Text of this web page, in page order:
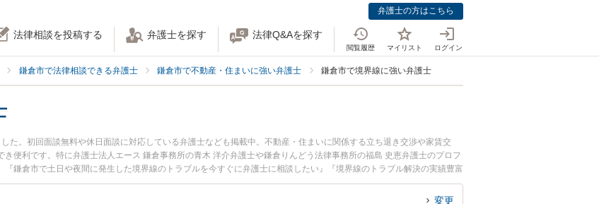
弁護士の方はこちら
法律相談を投稿する 弁護士を探す 法律Q&Aを探す
閲覧履歴 マイリスト ログイン
鎌倉市で法律相談できる弁護士 鎌倉市で不動産・住まいに強い弁護士 鎌倉市で境界線に強い弁護士
た。初回面談無料や休日面談に対応している弁護士なども掲載中。不動産・住まいに関係する立ち退き交渉や家賃交
便利です。特に弁護士法人エース 鎌倉事務所の青木 洋介弁護士や鎌倉りんどう法律事務所の福島 史恵弁護士のプロフ
鎌倉市で土日や夜間に発生した境界線のトラブルを今すぐに弁護士に相談したい』『境界線のトラブル解決の実績豊富
律相談できる鎌倉市内の弁護士に相談予約したい』などでお困りの相談者さんにおすすめです。
変更